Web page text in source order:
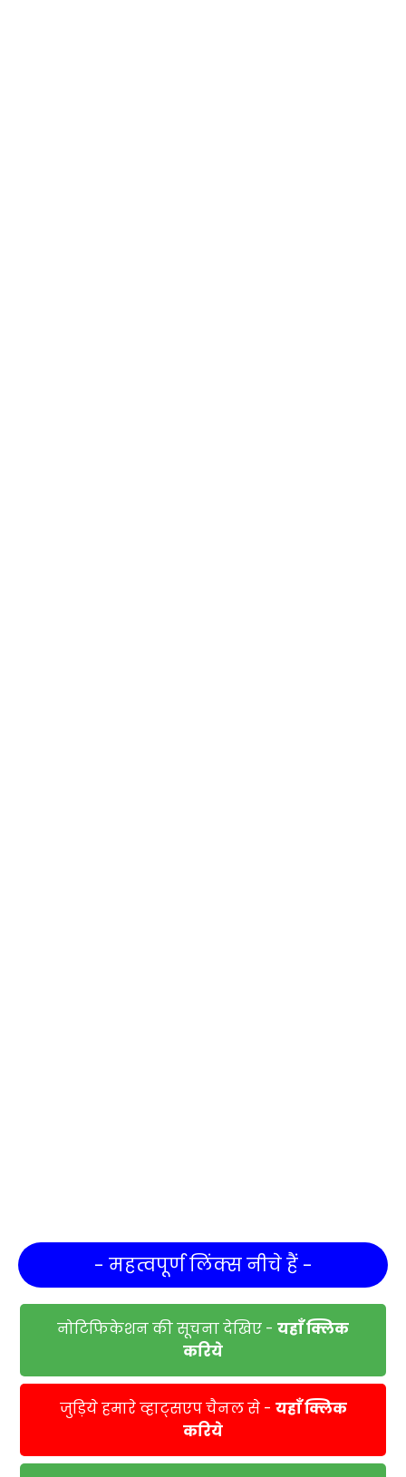
- महत्वपूर्ण लिंक्स नीचे हैं -
नोटिफिकेशन की सूचना देखिए - यहाँ क्लिक
करिये
जुड़िये हमारे व्हाट्सएप चैनल से - यहाँ क्लिक
करिये